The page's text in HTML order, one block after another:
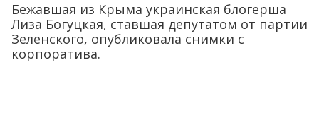
Бежавшая из Крыма украинская блогерша
Лиза Богуцкая, ставшая депутатом от партии
Зеленского, опубликовала снимки с
корпоратива.